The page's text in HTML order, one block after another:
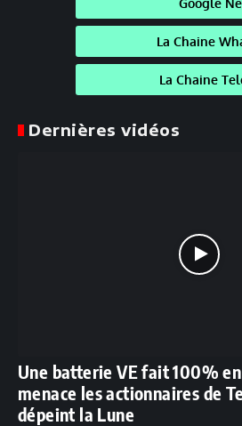
La Chaine
La Chaine
Dernières vidéos
Une batterie VE fait 100%
menace les actionnaires de
dépeint la Lune